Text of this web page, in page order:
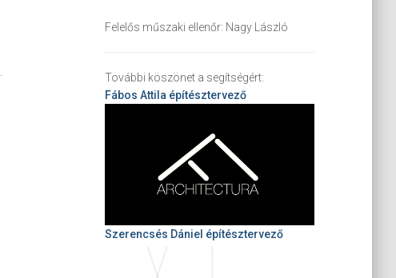
Felelős műszaki ellenőr: Nagy László
További köszönet a segítségért:
Fábos Attila építésztervező
Szerencsés Dániel építésztervező